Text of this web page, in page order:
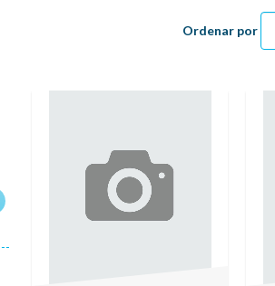
Ordenar por